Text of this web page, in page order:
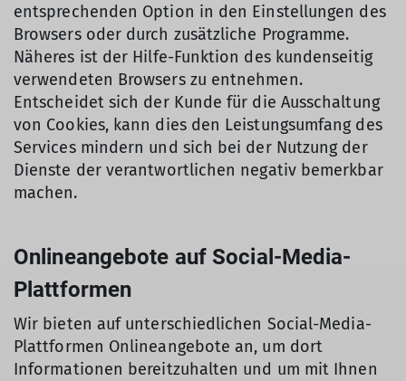
entsprechenden Option in den Einstellungen des
Browsers oder durch zusätzliche Programme.
Näheres ist der Hilfe-Funktion des kundenseitig
verwendeten Browsers zu entnehmen.
Entscheidet sich der Kunde für die Ausschaltung
von Cookies, kann dies den Leistungsumfang des
Services mindern und sich bei der Nutzung der
Dienste der verantwortlichen negativ bemerkbar
machen.
Onlineangebote auf Social-Media-
Plattformen
Wir bieten auf unterschiedlichen Social-Media-
Plattformen Onlineangebote an, um dort
Informationen bereitzuhalten und um mit Ihnen